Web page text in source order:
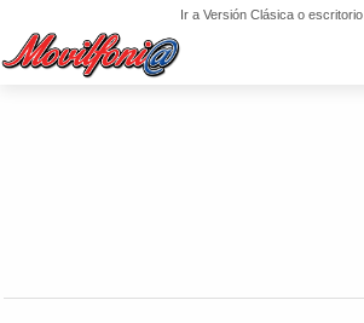
Ir a Versión Clásica o escritorio